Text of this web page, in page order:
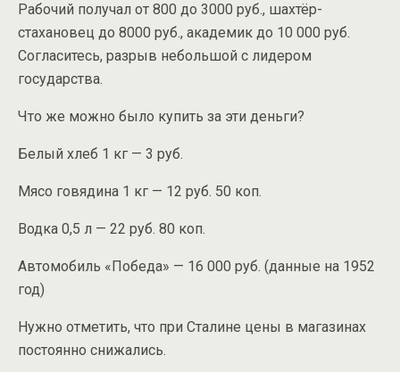
Рабочий получал от 800 до 3000 руб., шахтёр-
стахановец до 8000 руб., академик до 10 000 руб.
Согласитесь, разрыв небольшой с лидером
государства.
Что же можно было купить за эти деньги?
Белый хлеб 1 кг — 3 руб.
Мясо говядина 1 кг — 12 руб. 50 коп.
Водка 0,5 л — 22 руб. 80 коп.
Автомобиль «Победа» — 16 000 руб. (данные на 1952
год)
Нужно отметить, что при Сталине цены в магазинах
постоянно снижались.